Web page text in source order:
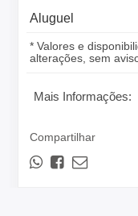
Aluguel
* Valores e
alterações, sem
Mais Informações:
Compartilhar